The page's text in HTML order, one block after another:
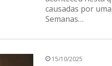
causadas por
Semanas…
15/10/2025